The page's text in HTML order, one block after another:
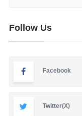
Follow Us
Facebook
Twitter(X)